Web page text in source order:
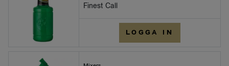
Finest Call
LOGGA IN